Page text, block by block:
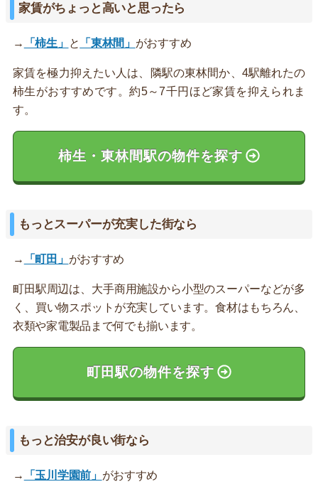
家賃がちょっと高いと思ったら
→ 「柿生」 と 「東林間」 がおすすめ
家賃を極力抑えたい人は、隣駅の東林間か、4駅離れたの
柿生がおすすめです。約5～7千円ほど家賃を抑えられま
す。
柿生・東林間駅の物件を探す
もっとスーパーが充実した街なら
→ 「町田」 がおすすめ
町田駅周辺は、大手商用施設から小型のスーパーなどが多
く、買い物スポットが充実しています。食材はもちろん、
衣類や家電製品まで何でも揃います。
町田駅の物件を探す
もっと治安が良い街なら
→ 「玉川学園前」 がおすすめ